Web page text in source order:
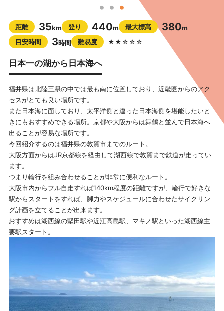
距離 35km 登り 440m 最大標高 380m
目安時間
3時間 難易度 ★★☆☆☆
日本一の湖から日本海へ
福井県は北陸三県の中では最も南に位置しており、近畿圏からのアク
セスがとても良い場所です。
また日本海に面しており、太平洋側と違った日本海側を堪能したいと
きにもおすすめできる場所。京都や大阪からは舞鶴と並んで日本海へ
出ることが容易な場所です。
今回紹介するのは福井県の敦賀市までのルート。
大阪方面からはJR京都線を経由して湖西線で敦賀まで鉄道が走ってい
ます。
つまり輪行を組み合わせることが非常に便利なルート。
大阪市内からフル自走すれば140km程度の距離ですが、輪行で好きな
駅からスタートをすれば、脚力やスケジュールに合わせたサイクリン
グ計画を立てることが出来ます。
おすすめは湖西線の堅田駅や近江高島駅、マキノ駅といった湖西線主
要駅スタート。